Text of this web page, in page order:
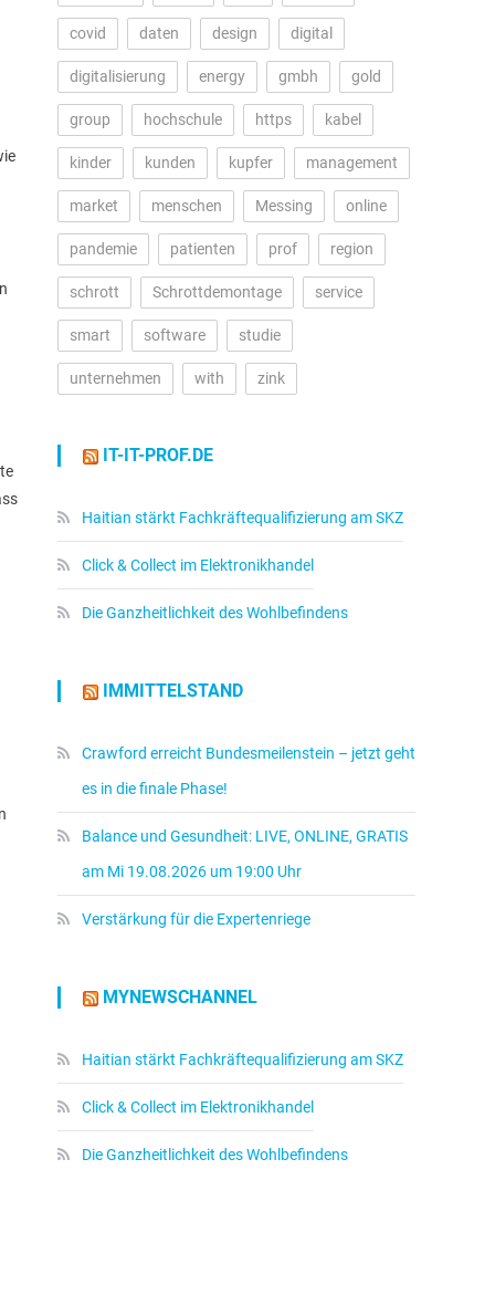
covid daten design digital
digitalisierung energy gmbh gold
group hochschule https kabel
kinder kunden kupfer management
market menschen Messing online
pandemie patienten prof region
schrott Schrottdemontage service
smart software studie
unternehmen with zink
IT-IT-PROF.DE
Haitian stärkt Fachkräftequalifizierung am SKZ
Click & Collect im Elektronikhandel
Die Ganzheitlichkeit des Wohlbefindens
IMMITTELSTAND
Crawford erreicht Bundesmeilenstein – jetzt geht
es in die finale Phase!
Balance und Gesundheit: LIVE, ONLINE, GRATIS
am Mi 19.08.2026 um 19:00 Uhr
Verstärkung für die Expertenriege
MYNEWSCHANNEL
Haitian stärkt Fachkräftequalifizierung am SKZ
Click & Collect im Elektronikhandel
Die Ganzheitlichkeit des Wohlbefindens